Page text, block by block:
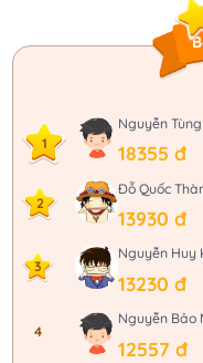
1
Nguyễn
18355 đ
2
Đỗ Quốc
13930 đ
3
Nguyễn Huy
13230 đ
4
Nguyễn Bảo
12557 đ